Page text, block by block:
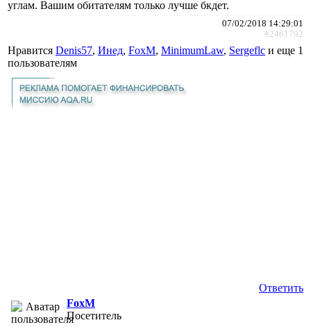
углам. Вашим обитателям только лучше бкдет.
07/02/2018 14:29:01
#2461792
Нравится Denis57, Инед, FoxM, MinimumLaw, Sergeflc и еще 1
пользователям
Ответить
FoxM
Посетитель